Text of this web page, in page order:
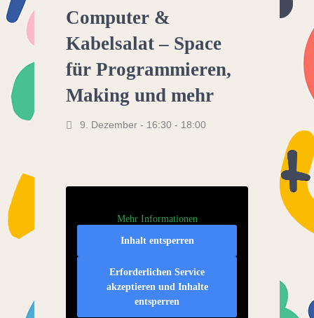
Computer &
Kabelsalat – Space
für Programmieren,
Making und mehr
9. Dezember - 16:30 - 18:00
Mehr Informationen
Inhalt entsperren
Erforderlichen Service
akzeptieren und Inhalte
entsperren